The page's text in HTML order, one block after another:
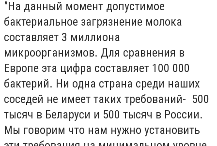
"На данный момент допустимое
бактериальное загрязнение молока
составляет 3 миллиона
микроорганизмов. Для сравнения в
Европе эта цифра составляет 100 000
бактерий. Ни одна страна среди наших
соседей не имеет таких требований- 500
тысяч в Беларуси и 500 тысяч в России.
Мы говорим что нам нужно установить